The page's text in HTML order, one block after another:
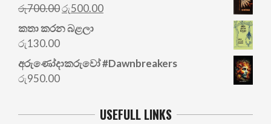
රු700.00Original
price
was:
රු500.00Current
කතා කරන බළලා
රු130.00
අරු‍ණෝදාකරුවෝ #Dawnbreakers
රු950.00
USEFULL LINKS